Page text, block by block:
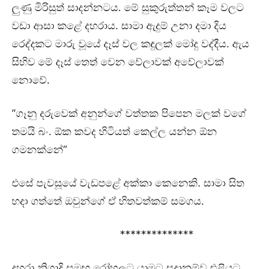
ලුණු මිරිසුත් සාදන්නටය. මේ සුකුරුත්තන් කෑම වලට
වඩා ආසා කළේ දහරාය. සාමා ඇදුම් උනා දමා දිය
රෙද්දකට මාරු වූයේ දෑස් වල කඳුලක් මෝදු වද්දීය. ඇය
සිහිව මේ දෑස් තෙත් වෙන වේලාවක් අවේලාවක්
නොවේ.
“ගෑනු දරුවෙක් අනුන්ගේ වත්තක පිපෙන මලක් වගේ
තමයි බං. ඕක කවද හිටියත් කෙල්ල යන්න ඕන
ගමනක්නේ”
එසේ පැවසූයේ වැඩපළේ අක්කා කෙනෙකි. සාමා සිත
හදා ගත්තේ ඔවුන්ගේ ඒ හිතවත්කම් සමගය.
**************